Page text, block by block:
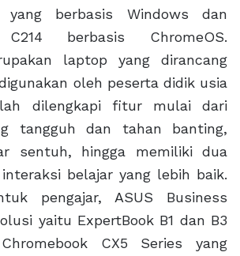
yang berbasis Windows dan
C214 berbasis ChromeOS.
laptop yang dirancang
oleh peserta didik usia
dilengkapi fitur mulai dari
tangguh dan tahan banting,
sentuh, hingga memiliki dua
belajar yang lebih baik.
pengajar, ASUS Business
yaitu ExpertBook B1 dan B3
CX5 Series yang